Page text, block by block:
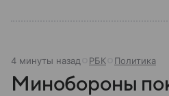
4 минуты назад РБК Политика
Минобороны